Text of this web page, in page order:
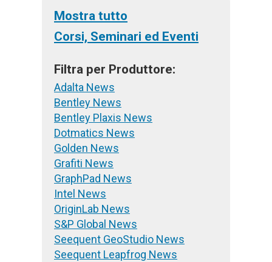
Mostra tutto
Corsi, Seminari ed Eventi
Filtra per Produttore:
Adalta News
Bentley News
Bentley Plaxis News
Dotmatics News
Golden News
Grafiti News
GraphPad News
Intel News
OriginLab News
S&P Global News
Seequent GeoStudio News
Seequent Leapfrog News